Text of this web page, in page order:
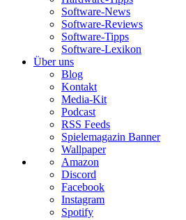
Software-News
Software-Reviews
Software-Tipps
Software-Lexikon
Über uns
Blog
Kontakt
Media-Kit
Podcast
RSS Feeds
Spielemagazin Banner
Wallpaper
Amazon
Discord
Facebook
Instagram
Spotify